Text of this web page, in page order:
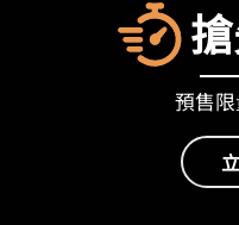
預售